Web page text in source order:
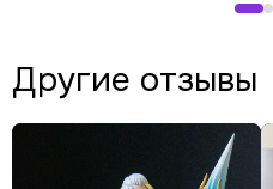
Другие отзывы